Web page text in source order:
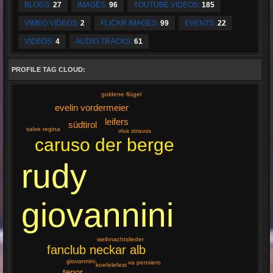
BLOGS: 27 IMAGES: 96 YOUTUBE VIDEOS: 185
VIMEO VIDEOS: 2 FLICKR IMAGES: 99 EVENTS: 22
VIDEOS: 4 AUDIO TRACKS: 61
PROFILE TAG CLOUD:
rudy
giovannini
caruso der berge
fanclub neckar alb
südtirol leifers
evelin vordermeier
weihnachtslieder
koefelefest
giovannini
viva strauss
salve regina
va pensiero
goldene flügel